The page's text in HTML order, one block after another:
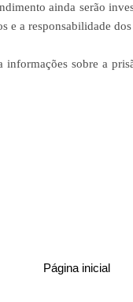
ainda serão
e a responsabilidade
sobre a
Página inicial